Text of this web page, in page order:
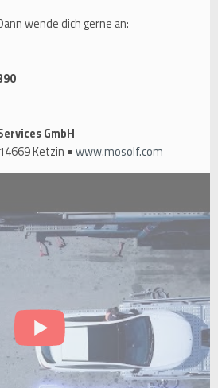
wende dich gerne an:
GmbH
Ketzin • www.mosolf.com